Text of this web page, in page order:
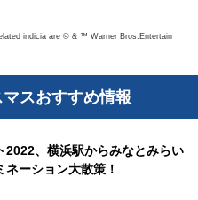
indicia are © & ™ Warner Bros.Entertain
スおすすめ情報
2022、横浜駅からみなとみらい
ネーション大散策！